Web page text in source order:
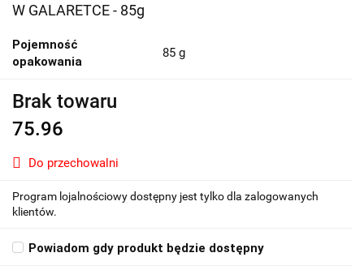
W GALARETCE - 85g
Pojemność
opakowania
85 g
Brak towaru
75.96
Do przechowalni
Program lojalnościowy dostępny jest tylko dla zalogowanych
klientów.
Powiadom gdy produkt będzie dostępny